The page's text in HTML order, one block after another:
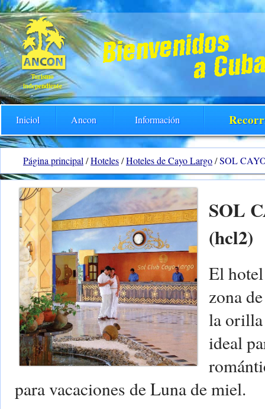
Turismo
independiente
Iniciol Ancon Información
Página principal /Hoteles/Hoteles de Cayo Largo/SOL
SOL
(hcl2)
El
zona
la orilla
ideal
para vacaciones de Luna de miel.